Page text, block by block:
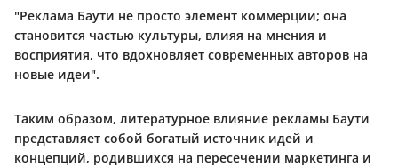
"Реклама Баути не просто элемент коммерции; она
становится частью культуры, влияя на мнения и
восприятия, что вдохновляет современных авторов на
новые идеи".
Таким образом, литературное влияние рекламы Баути
представляет собой богатый источник идей и
концепций, родившихся на пересечении маркетинга и